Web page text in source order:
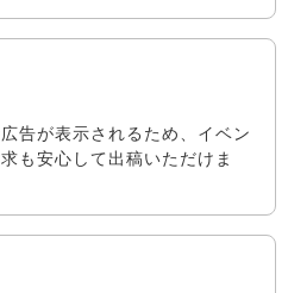
告が表示されるため、イベン
も安心して出稿いただけま